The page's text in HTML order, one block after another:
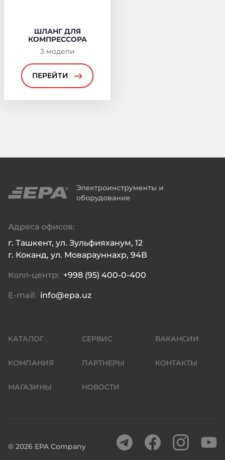
ШЛАНГ ДЛЯ
КОМПРЕССОРА
3 модели
ПЕРЕЙТИ
Адреса офисов:
г. Ташкент, ул. Зульфияханум, 12
г. Коканд, ул. Моварауннахр, 94В
Колл-центр: +998 (95) 400-0-400
E-mail: info@epa.uz
КАТАЛОГ
КОМПАНИЯ
МАГАЗИНЫ
СЕРВИС
ПАРТНЕРЫ
НОВОСТИ
ВАКАНСИИ
КОНТАКТЫ
© 2026 EPA Company